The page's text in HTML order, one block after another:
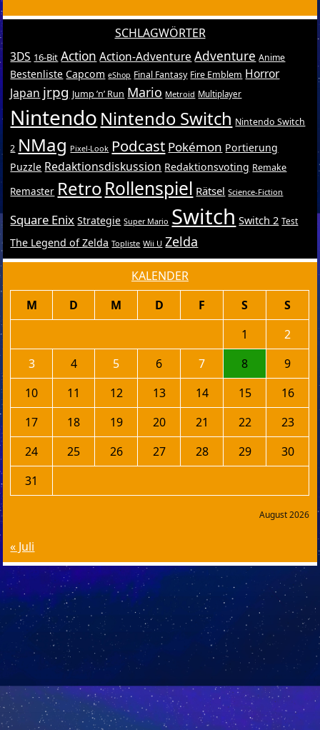
SCHLAGWÖRTER
3DS 16-Bit Action Action-Adventure Adventure Anime
Bestenliste Capcom eShop Final Fantasy Fire Emblem Horror
Japan jrpg Jump ’n’ Run Mario Metroid Multiplayer
Nintendo Nintendo Switch Nintendo Switch
2 NMag Pixel-Look Podcast Pokémon Portierung
Puzzle Redaktionsdiskussion Redaktionsvoting Remake
Remaster RetroRollenspiel Rätsel Science-Fiction
Square Enix Strategie Super Mario Switch Switch 2 Test
The Legend of Zelda Topliste Wii U Zelda
KALENDER
August 2026
M D M D F S
S
1
2
3
4 5 6 7 8
9
10
11 12 13 14 15
16
17
18 19 20 21 22
23
24
25 26 27 28 29
30
31
« Juli